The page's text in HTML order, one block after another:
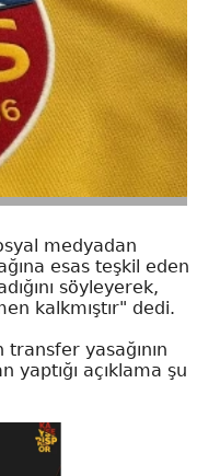
medyadan
esas teşkil eden
söyleyerek,
kalkmıştır" dedi.
transfer yasağının
yaptığı açıklama şu